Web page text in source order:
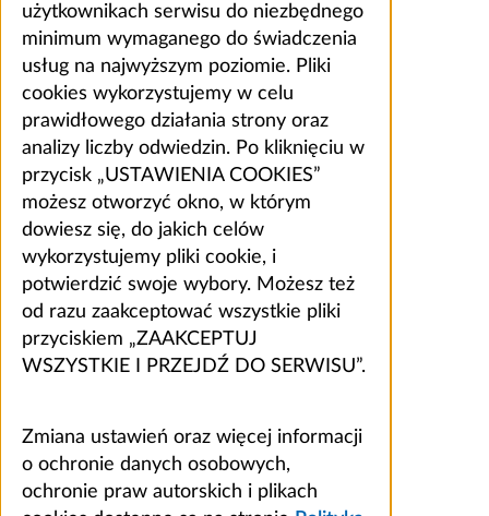
użytkownikach serwisu do niezbędnego
minimum wymaganego do świadczenia
usług na najwyższym poziomie. Pliki
cookies wykorzystujemy w celu
prawidłowego działania strony oraz
analizy liczby odwiedzin. Po kliknięciu w
przycisk „USTAWIENIA COOKIES”
możesz otworzyć okno, w którym
dowiesz się, do jakich celów
wykorzystujemy pliki cookie, i
potwierdzić swoje wybory. Możesz też
od razu zaakceptować wszystkie pliki
przyciskiem „ZAAKCEPTUJ
WSZYSTKIE I PRZEJDŹ DO SERWISU”.
Zmiana ustawień oraz więcej informacji
o ochronie danych osobowych,
ochronie praw autorskich i plikach